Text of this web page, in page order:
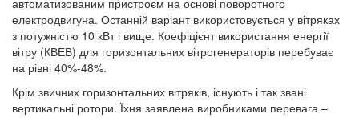
електродвигуна. Останній варіант використовується у вітряках
з потужністю 10 кВт і вище. Коефіцієнт використання енергії
вітру (КВЕВ) для горизонтальних вітрогенераторів перебуває
на рівні 40%-48%.
Крім звичних горизонтальних вітряків, існують і так звані
вертикальні ротори. Їхня заявлена виробниками перевага –